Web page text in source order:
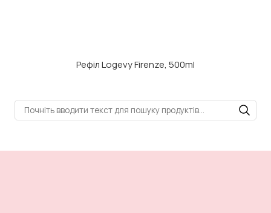
Рефіл Logevy Firenze, 500ml